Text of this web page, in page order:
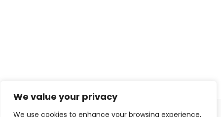
We value your privacy
We use cookies to enhance your browsing experience,